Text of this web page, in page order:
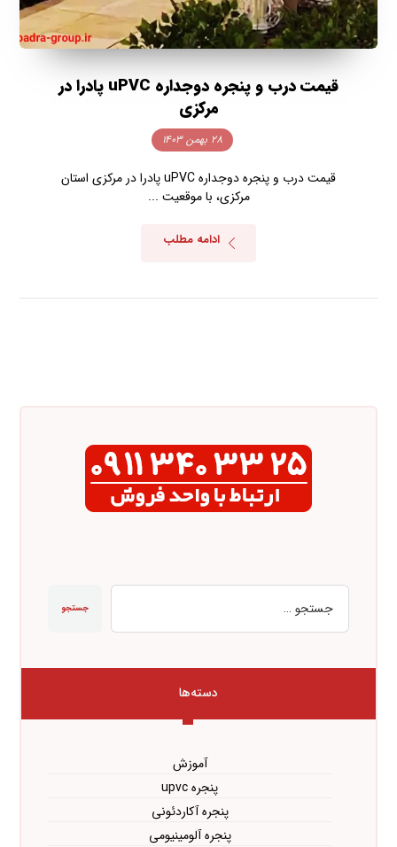
قیمت درب و پنجره دوجداره uPVC پادرا در
مرکزی
۲۸ بهمن ۱۴۰۳
قیمت درب و پنجره دوجداره uPVC پادرا در مرکزی استان
مرکزی، با موقعیت ...
ادامه مطلب
جستجو
دسته‌ها
آموزش
پنجره upvc
پنجره آکاردئونی
پنجره آلومینیومی